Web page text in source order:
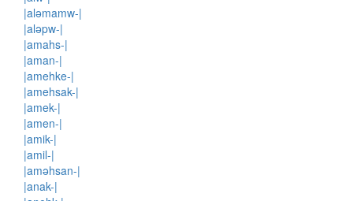
|aləmamw-|
|aləpw-|
|amahs-|
|aman-|
|amehke-|
|amehsak-|
|amek-|
|amen-|
|amik-|
|amil-|
|aməhsan-|
|anak-|